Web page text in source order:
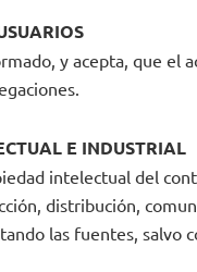
y acepta, que el
E INDUSTRIAL
intelectual del
distribución,
las fuentes,